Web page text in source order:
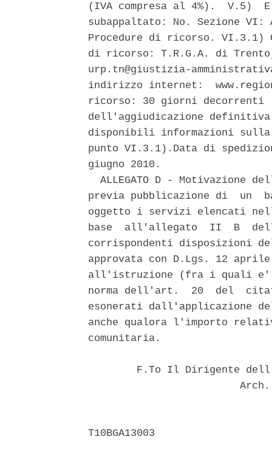
(IVA compresa al 4%).
subappaltato: No. Sezione
Procedure di ricorso. VI.3.1)
di ricorso: T.R.G.A. di
urp.tn@giustizia-
indirizzo internet:
ricorso: 30 giorni decorrenti
dell'aggiudicazione
disponibili informazioni
punto VI.3.1).Data di
giugno 2010.
ALLEGATO D - Motivazione
previa pubblicazione di  un
oggetto i servizi elencati
base  all'allegato  II  B
corrispondenti disposizioni
approvata con D.Lgs. 12
all'istruzione (fra i quali e'
norma dell'art.  20  del
esonerati dall'applicazione
anche qualora l'importo
comunitaria.
F.To Il Dirigente